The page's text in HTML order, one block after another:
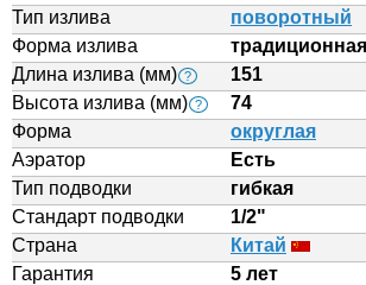
Тип излива
поворотный
Форма излива
традиционная
Длина излива (мм) ?
151
Высота излива (мм) ?
74
Форма
округлая
Аэратор
Eсть
Тип подводки
гибкая
Стандарт подводки
1/2"
Страна
Китай
Гарантия
5 лет